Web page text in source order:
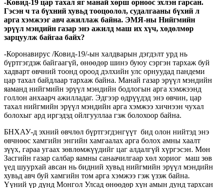
-Ковид-19 цар тахал яг манай хөрш орноос эхлэн гарсан.
Гэсэн ч та бүхний хувьд тооцоолол, судалгааны бүхий л
арга хэмжээг авч ажиллаж байна. ЭМЯ-ны Нийгмийн
эрүүл мэндийн газар энэ ажилд маш их хүч, хөдөлмөр
зарцуулж байгаа байх?
-Коронавирус /Ковид-19/-ын халдварын дэгдэлт урд нь
бүртгэгдэж байгаагүй, өнөөдөр шинэ буюу сэргэн тархаж буй
хадварт өвчний тоонд ороод дэлхийн улс орнуудад пандеми
цар тахал байдлаар тархаж байна. Манай газар эрүүл мэндийн
яаманд нийгмийн эрүүл мэндийн бодлогын арга хэмжээнд
голлон анхаарч ажилладаг. Эдгээр өдрүүдэд энэ өвчин, цар
тахал нийгмийн эрүүл мэндийн арга хэмжээ хичнээн чухал
болохыг ард иргэдэд ойлгууллаа гэж болохоор байна.
БНХАУ-д эхний өвчлөл бүртгэгдэнгүүт бид олон нийтэд энэ
өвчнөөс хамгийн энгийн хамгаалах арга болох амны хаалт
зүүх, гараа угаах зөвлөмжүүдийг цаг алдалгүй хүргэсэн. Мөн
Засгийн газар салбар яамны санаачилгаар хөл хориог маш зөв
үед шуурхай авсан нь бидний хувьд нийгмийн эрүүл мэндийн
хувьд авч буй хамгийн том арга хэмжээ гэж үзэж байна.
Үүний үр дүнд Монгол Улсад өнөөдөр хүн амын дунд тархсан